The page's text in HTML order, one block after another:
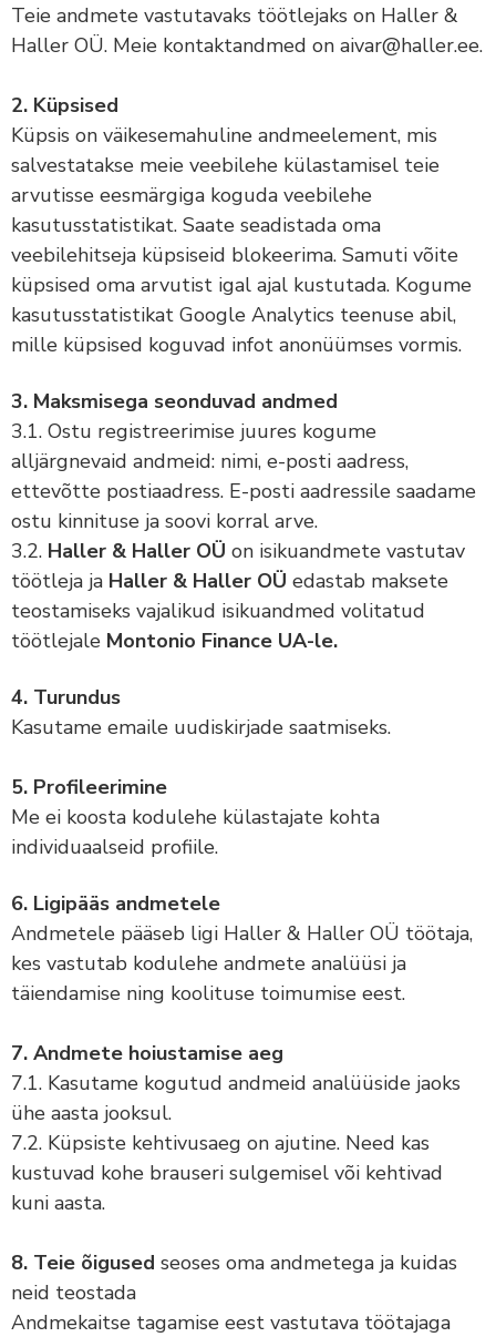
Teie andmete vastutavaks töötlejaks on Haller &
Haller OÜ. Meie kontaktandmed on aivar@haller.ee.
2. Küpsised
Küpsis on väikesemahuline andmeelement, mis
salvestatakse meie veebilehe külastamisel teie
arvutisse eesmärgiga koguda veebilehe
kasutusstatistikat. Saate seadistada oma
veebilehitseja küpsiseid blokeerima. Samuti võite
küpsised oma arvutist igal ajal kustutada. Kogume
kasutusstatistikat Google Analytics teenuse abil,
mille küpsised koguvad infot anonüümses vormis.
3. Maksmisega seonduvad andmed
3.1. Ostu registreerimise juures kogume
alljärgnevaid andmeid: nimi, e-posti aadress,
ettevõtte postiaadress. E-posti aadressile saadame
ostu kinnituse ja soovi korral arve.
3.2. Haller & Haller OÜ on isikuandmete vastutav
töötleja ja Haller & Haller OÜ edastab maksete
teostamiseks vajalikud isikuandmed volitatud
töötlejale Montonio Finance UA-le.
4. Turundus
Kasutame emaile uudiskirjade saatmiseks.
5. Profileerimine
Me ei koosta kodulehe külastajate kohta
individuaalseid profiile.
6. Ligipääs andmetele
Andmetele pääseb ligi Haller & Haller OÜ töötaja,
kes vastutab kodulehe andmete analüüsi ja
täiendamise ning koolituse toimumise eest.
7. Andmete hoiustamise aeg
7.1. Kasutame kogutud andmeid analüüside jaoks
ühe aasta jooksul.
7.2. Küpsiste kehtivusaeg on ajutine. Need kas
kustuvad kohe brauseri sulgemisel või kehtivad
kuni aasta.
8. Teie õigused seoses oma andmetega ja kuidas
neid teostada
Andmekaitse tagamise eest vastutava töötajaga